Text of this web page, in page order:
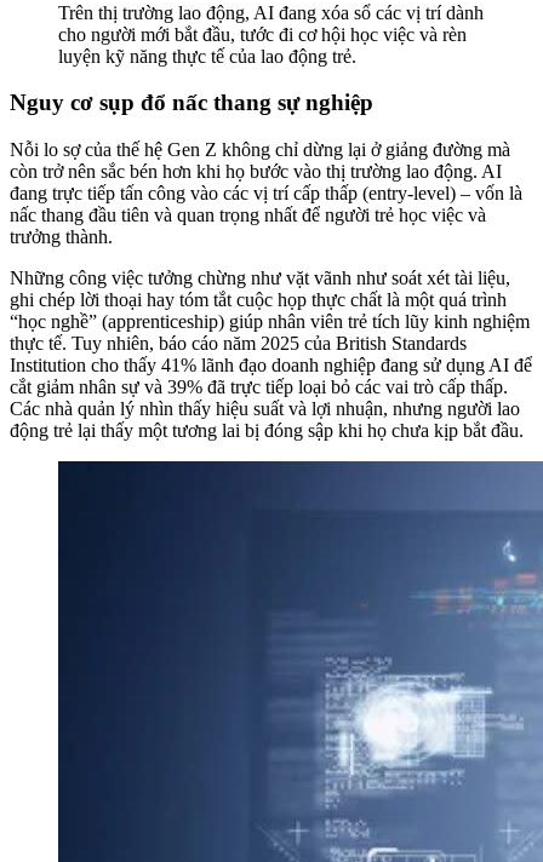
Trên thị trường lao động, AI đang xóa sổ các vị trí dành
cho người mới bắt đầu, tước đi cơ hội học việc và rèn
luyện kỹ năng thực tế của lao động trẻ.
Nguy cơ sụp đổ nấc thang sự nghiệp
Nỗi lo sợ của thế hệ Gen Z không chỉ dừng lại ở giảng đường mà
còn trở nên sắc bén hơn khi họ bước vào thị trường lao động. AI
đang trực tiếp tấn công vào các vị trí cấp thấp (entry-level) – vốn là
nấc thang đầu tiên và quan trọng nhất để người trẻ học việc và
trưởng thành.
Những công việc tưởng chừng như vặt vãnh như soát xét tài liệu,
ghi chép lời thoại hay tóm tắt cuộc họp thực chất là một quá trình
“học nghề” (apprenticeship) giúp nhân viên trẻ tích lũy kinh nghiệm
thực tế. Tuy nhiên, báo cáo năm 2025 của British Standards
Institution cho thấy 41% lãnh đạo doanh nghiệp đang sử dụng AI để
cắt giảm nhân sự và 39% đã trực tiếp loại bỏ các vai trò cấp thấp.
Các nhà quản lý nhìn thấy hiệu suất và lợi nhuận, nhưng người lao
động trẻ lại thấy một tương lai bị đóng sập khi họ chưa kịp bắt đầu.